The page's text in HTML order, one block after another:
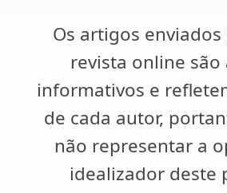
Os artigos enviados
revista online são
informativos e
de cada autor,
não representar a
idealizador deste